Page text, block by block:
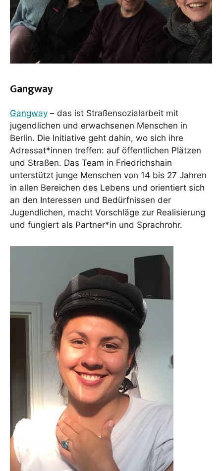
Gangway
Gangway – das ist Straßensozialarbeit mit
jugendlichen und erwachsenen Menschen in
Berlin. Die Initiative geht dahin, wo sich ihre
Adressat*innen treffen: auf öffentlichen Plätzen
und Straßen. Das Team in Friedrichshain
unterstützt junge Menschen von 14 bis 27 Jahren
in allen Bereichen des Lebens und orientiert sich
an den Interessen und Bedürfnissen der
Jugendlichen, macht Vorschläge zur Realisierung
und fungiert als Partner*in und Sprachrohr.